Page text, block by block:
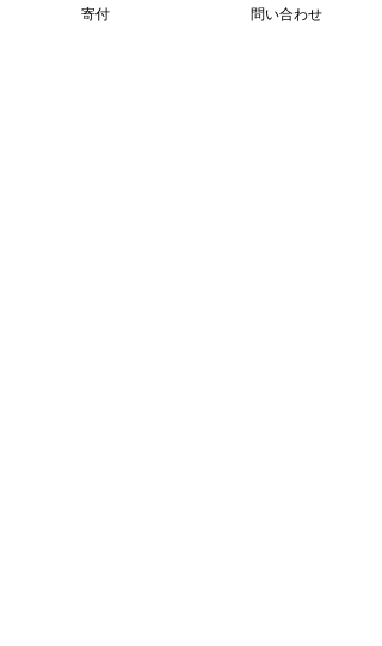
め、今国際社会の中で規制を掛ける動
寄付 問い合わせ